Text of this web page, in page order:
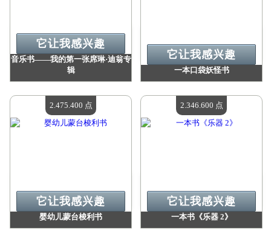
音乐书——我的第一张席琳·迪翁专
辑
现有数量：4
它让我感兴趣
一本口袋妖怪书
现有数量：4
它让我感兴趣
婴幼儿蒙台梭利书
它让我感兴趣
2.475.400 点
一本书《乐器 2》
它让我感兴趣
2.346.600 点